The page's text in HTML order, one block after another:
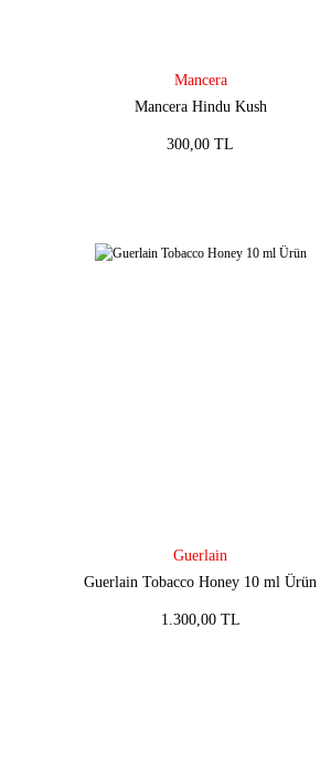
Mancera
Mancera Hindu Kush
300,00 TL
Guerlain
Guerlain Tobacco Honey 10 ml Ürün
1.300,00 TL